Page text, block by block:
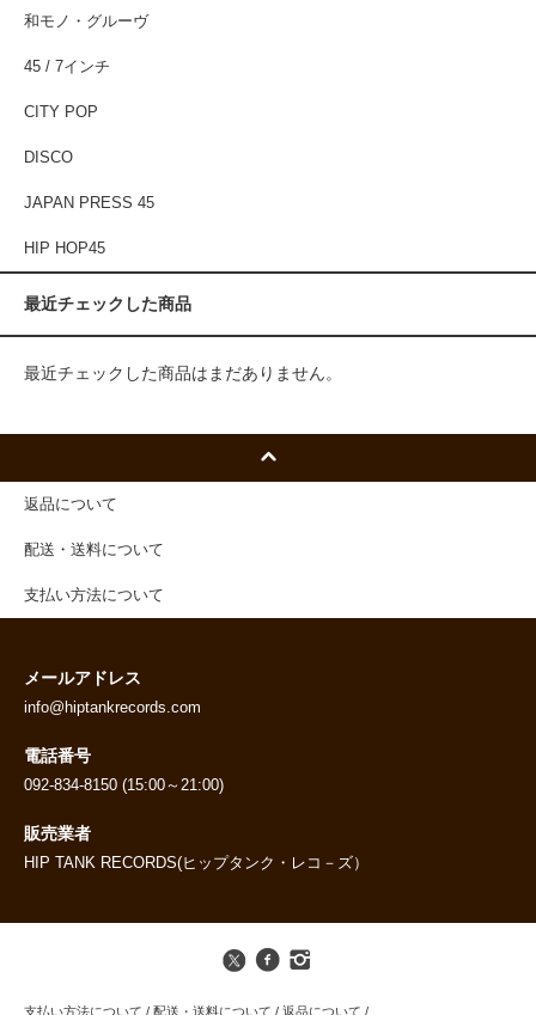
和モノ・グルーヴ
45 / 7インチ
CITY POP
DISCO
JAPAN PRESS 45
HIP HOP45
最近チェックした商品
最近チェックした商品はまだありません。
返品について
配送・送料について
支払い方法について
メールアドレス
info@hiptankrecords.com
電話番号
092-834-8150 (15:00～21:00)
販売業者
HIP TANK RECORDS(ヒップタンク・レコ－ズ）
支払い方法について / 配送・送料について / 返品について /